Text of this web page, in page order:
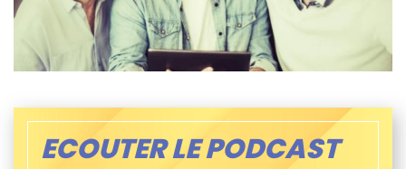
ECOUTER LE PODCAST